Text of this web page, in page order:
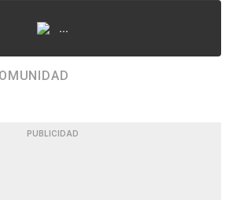
...
PUBLICIDAD